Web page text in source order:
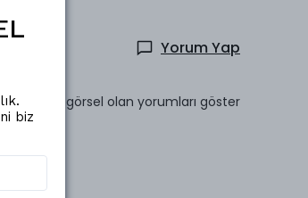
Yorum Yap
Sadece görsel olan yorumları göster
biz